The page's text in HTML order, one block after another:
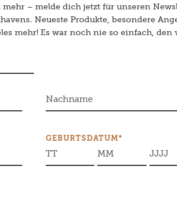
– melde dich jetzt für unseren
Neueste Produkte, besondere
mehr! Es war noch nie so einfach, den
GEBURTSDATUM*